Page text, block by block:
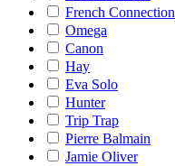
French Connection
Omega
Canon
Hay
Eva Solo
Hunter
Trip Trap
Pierre Balmain
Jamie Oliver